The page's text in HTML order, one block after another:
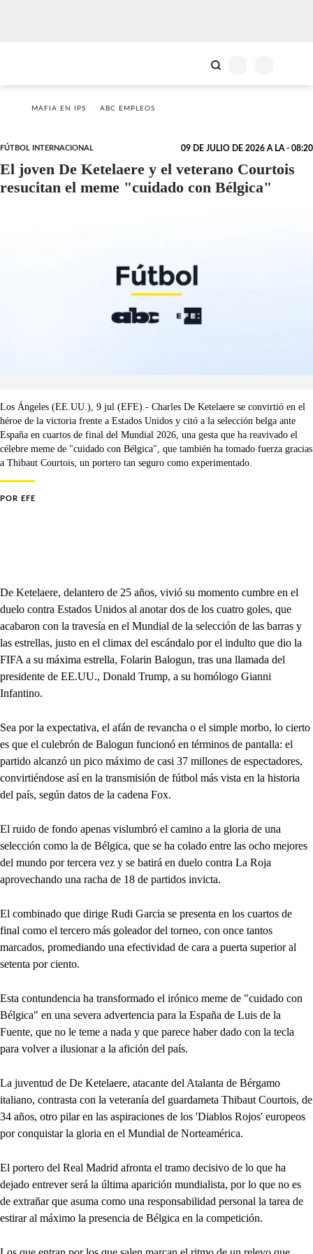
MAFIA EN IPS ABC EMPLEOS
FÚTBOL INTERNACIONAL 09 DE JULIO DE 2026 A LA - 08:20
El joven De Ketelaere y el veterano Courtois
resucitan el meme "cuidado con Bélgica"
Los Ángeles (EE.UU.), 9 jul (EFE).- Charles De Ketelaere se convirtió en el
héroe de la victoria frente a Estados Unidos y citó a la selección belga ante
España en cuartos de final del Mundial 2026, una gesta que ha reavivado el
célebre meme de "cuidado con Bélgica", que también ha tomado fuerza gracias
a Thibaut Courtois, un portero tan seguro como experimentado.
POR EFE
De Ketelaere, delantero de 25 años, vivió su momento cumbre en el
duelo contra Estados Unidos al anotar dos de los cuatro goles, que
acabaron con la travesía en el Mundial de la selección de las barras y
las estrellas, justo en el climax del escándalo por el indulto que dio la
FIFA a su máxima estrella, Folarin Balogun, tras una llamada del
presidente de EE.UU., Donald Trump, a su homólogo Gianni
Infantino.
Sea por la expectativa, el afán de revancha o el simple morbo, lo cierto
es que el culebrón de Balogun funcionó en términos de pantalla: el
partido alcanzó un pico máximo de casi 37 millones de espectadores,
convirtiéndose así en la transmisión de fútbol más vista en la historia
del país, según datos de la cadena Fox.
El ruido de fondo apenas vislumbró el camino a la gloria de una
selección como la de Bélgica, que se ha colado entre las ocho mejores
del mundo por tercera vez y se batirá en duelo contra La Roja
aprovechando una racha de 18 de partidos invicta.
El combinado que dirige Rudi Garcia se presenta en los cuartos de
final como el tercero más goleador del torneo, con once tantos
marcados, promediando una efectividad de cara a puerta superior al
setenta por ciento.
Esta contundencia ha transformado el irónico meme de "cuidado con
Bélgica" en una severa advertencia para la España de Luis de la
Fuente, que no le teme a nada y que parece haber dado con la tecla
para volver a ilusionar a la afición del país.
La juventud de De Ketelaere, atacante del Atalanta de Bérgamo
italiano, contrasta con la veteranía del guardameta Thibaut Courtois, de
34 años, otro pilar en las aspiraciones de los 'Diablos Rojos' europeos
por conquistar la gloria en el Mundial de Norteamérica.
El portero del Real Madrid afronta el tramo decisivo de lo que ha
dejado entrever será la última aparición mundialista, por lo que no es
de extrañar que asuma como una responsabilidad personal la tarea de
estirar al máximo la presencia de Bélgica en la competición.